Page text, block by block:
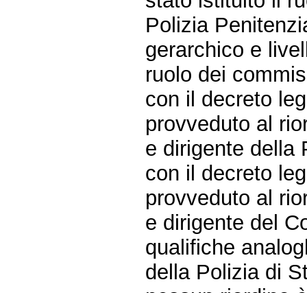
Polizia
gerarchico e
ruolo dei
con il decreto
provveduto al
e dirigente della
con il decreto
provveduto al
e dirigente del
qualifiche
della Polizia di